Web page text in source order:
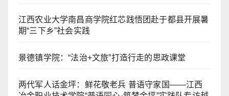
江西农业大学南昌商学院红芯践悟团赴于都县开展暑
期“三下乡”社会实践
景德镇学院：“法治+文旅”打造行走的思政课堂
两代军人话金坪：鲜花敬老兵 普语守家国——江西